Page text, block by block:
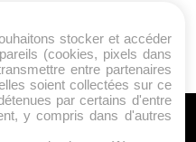
stocker et accéder
(cookies, pixels dans
entre partenaires
soient collectées sur ce
par certains d'entre
y compris dans d'autres